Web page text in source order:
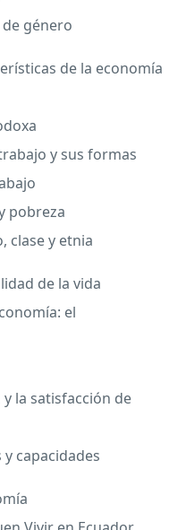
género
de la economía
y sus formas
pobreza
clase y etnia
de la vida
el
y la satisfacción de
capacidades